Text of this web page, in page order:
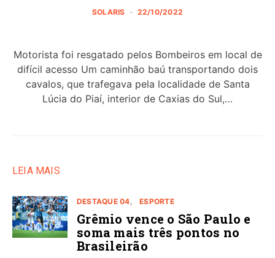
SOLARIS 22/10/2022
Motorista foi resgatado pelos Bombeiros em local de
difícil acesso Um caminhão baú transportando dois
cavalos, que trafegava pela localidade de Santa
Lúcia do Piaí, interior de Caxias do Sul,…
LEIA MAIS
DESTAQUE 04 ESPORTE
Grêmio vence o São Paulo e
soma mais três pontos no
Brasileirão